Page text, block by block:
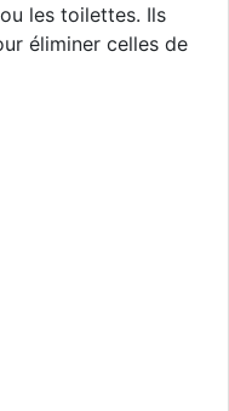
les toilettes. Ils
éliminer celles de